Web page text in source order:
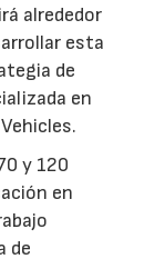
alrededor
esta
de
en
y 120
en
de